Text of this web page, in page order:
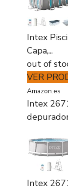
Intex
Capa,...
out of
VER
Amazon.es
Intex
Intex